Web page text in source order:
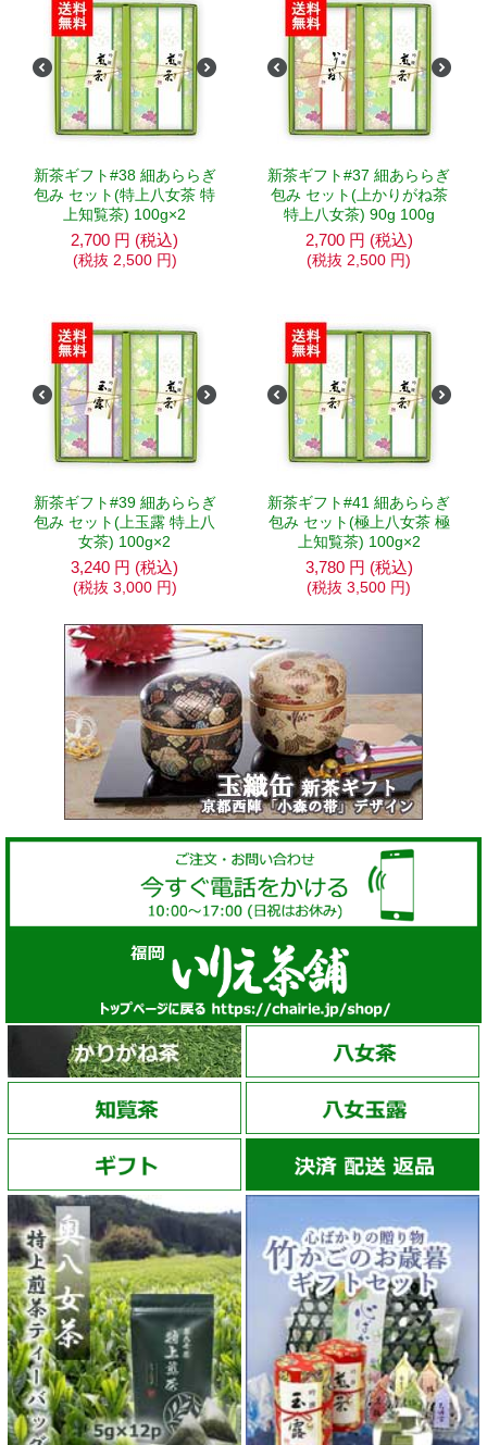
新茶ギフト#38 細あららぎ
包み セット(特上八女茶 特
上知覧茶) 100g×2
2,700 円 (税込)
(税抜 2,500 円)
新茶ギフト#37 細あららぎ
包み セット(上かりがね茶
特上八女茶) 90g 100g
2,700 円 (税込)
(税抜 2,500 円)
新茶ギフト#39 細あららぎ
包み セット(上玉露 特上八
女茶) 100g×2
3,240 円 (税込)
(税抜 3,000 円)
新茶ギフト#41 細あららぎ
包み セット(極上八女茶 極
上知覧茶) 100g×2
3,780 円 (税込)
(税抜 3,500 円)